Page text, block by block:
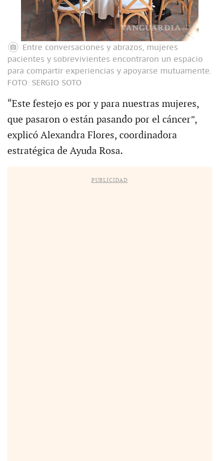
Entre conversaciones y abrazos, mujeres
pacientes y sobrevivientes encontraron un espacio
para compartir experiencias y apoyarse mutuamente.
FOTO: SERGIO SOTO
“Este festejo es por y para nuestras mujeres,
que pasaron o están pasando por el cáncer”,
explicó Alexandra Flores, coordinadora
estratégica de Ayuda Rosa.
PUBLICIDAD